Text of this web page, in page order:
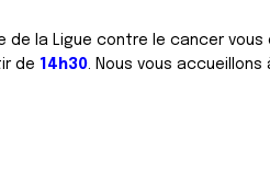
de la Ligue contre le cancer vous
de 14h30. Nous vous accueillons